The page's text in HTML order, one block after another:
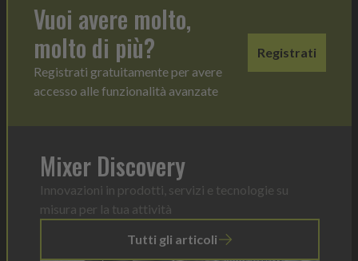
Vuoi avere molto,
molto di più?
Registrati gratuitamente per avere
accesso alle funzionalità avanzate
Registrati
Mixer Discovery
Innovazioni in prodotti, servizi e tecnologie su
misura per la tua attività
Tutti gli articoli